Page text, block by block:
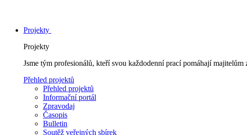
Projekty
Projekty
Jsme tým profesionálů, kteří svou každodenní prací pomáhají
Přehled projektů
Přehled projektů
Informační portál
Zpravodaj
Časopis
Bulletin
Soutěž veřejných sbírek